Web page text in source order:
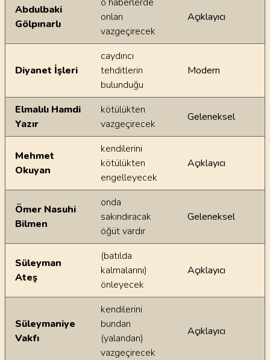
Abdulbaki
Gölpınarlı
onları
vazgeçirecek
Açıklayıcı
Diyanet İşleri
caydırıcı
tehditlerin
bulunduğu
Modern
Elmalılı Hamdi
Yazır
kötülükten
vazgeçirecek
Geleneksel
Mehmet
Okuyan
kendilerini
kötülükten
engelleyecek
Açıklayıcı
Ömer Nasuhi
Bilmen
onda
sakındıracak
öğüt vardır
Geleneksel
Süleyman
Ateş
(batılda
kalmalarını)
önleyecek
Açıklayıcı
Süleymaniye
Vakfı
kendilerini
bundan
(yalandan)
vazgeçirecek
Açıklayıcı